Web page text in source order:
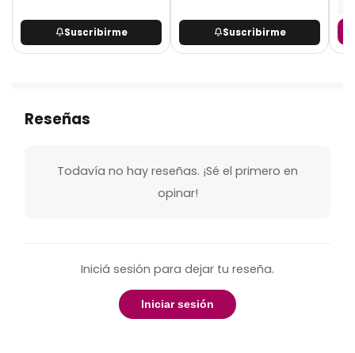
Suscribirme Suscribirme
Reseñas
Todavía no hay reseñas. ¡Sé el primero en
opinar!
Iniciá sesión para dejar tu reseña.
Iniciar sesión